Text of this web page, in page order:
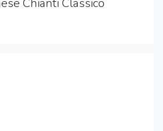
Chianti Classico